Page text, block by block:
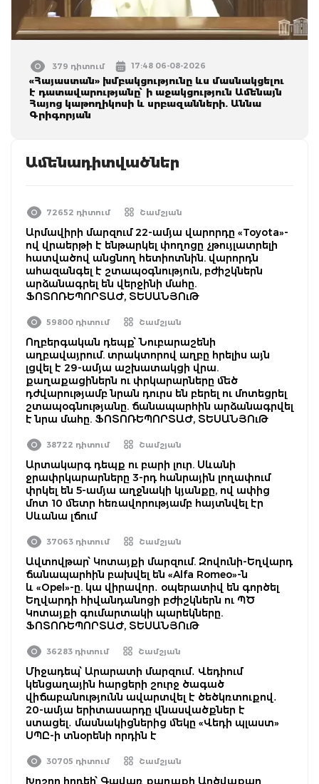
379 դիտում 17:48 06-08-2026
«Հայաստան» խմբակցությունը ևս մասնակցելու
է դատավարությանը՝ ի աջակցություն Ամենայն
Հայոց կաթողիկոսի և սրբազանների. Աննա
Գրիգորյան
Ամենադիտվածներ
72652 դիտում Շամշյան
Արմավիրի մարզում 22-ամյա վարորդը «Toyota»-
ով վրաերթի է ենթարկել փողոցը չթույլատրելի
հատվածով անցնող հետիոտնին. վարորդն
ահազանգել է շտապօգնություն, բժիշկներն
արձանագրել են վերջինի մահը.
ՖՈՏՈՌԵՊՈՐՏԱԺ, ՏԵՍԱՆՅՈւԹ
59800 դիտում Շամշյան
Ողբերգական դեպք՝ Նուբարաշենի
աղբավայրում. տրակտորով աղբը հրելիս այն
լցվել է 29-ամյա աշխատակցի վրա.
քաղաքացիներն ու փրկարարները մեծ
դժվարությամբ նրան դուրս են բերել ու մոտեցրել
շտապօգնությանը. ճանապարհին արձանագրվել
է նրա մահը. ՖՈՏՈՌԵՊՈՐՏԱԺ, ՏԵՍԱՆՅՈւԹ
38722 դիտում Շամշյան
Արտակարգ դեպք ու բարի լուր. Սևանի
ջրափրկարարները 3-րդ հանրային լողափում
փրկել են 5-ամյա աղջնակի կյանքը, ով ափից
մոտ 10 մետր հեռավորությամբ հայտնվել էր
Սևանա լճում
37063 դիտում Շամշյան
Ավտովթար՝ Կոտայքի մարզում. Զովունի-Եղվարդ
ճանապարհին բախվել են «Alfa Romeo»-ն
և «Opel»-ը. կա վիրավոր․ օպերատիվ են գործել
Եղվարդի հիվանդանոցի բժիշկներն ու ՊԾ
Կոտայքի գումարտակի պարեկները.
ՖՈՏՈՌԵՊՈՐՏԱԺ, ՏԵՍԱՆՅՈւԹ
36283 դիտում Շամշյան
Միջադեպ՝ Արարատի մարզում․ Վեդիում
կենցաղային հարցերի շուրջ ծագած
վիճաբանությունն ավարտվել է ծեծկռտուքով․
20-ամյա երիտասարդը վնասվածքներ է
ստացել․ մասնակիցներից մեկը «Վեդի պլաստ»
ՍՊԸ-ի տնօրենի որդին է
30705 դիտում Շամշյան
Խոշոր հրդեհ՝ Գավառ քաղաքի Արծվաքար